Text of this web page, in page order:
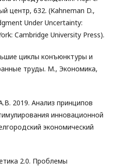
центр, 632. (Kahneman D.,
Under Uncertainty:
Cambridge University Press).
циклы конъюнктуры и
труды. M., Экономика,
2019. Анализ принципов
инновационной
экономический
2.0. Проблемы